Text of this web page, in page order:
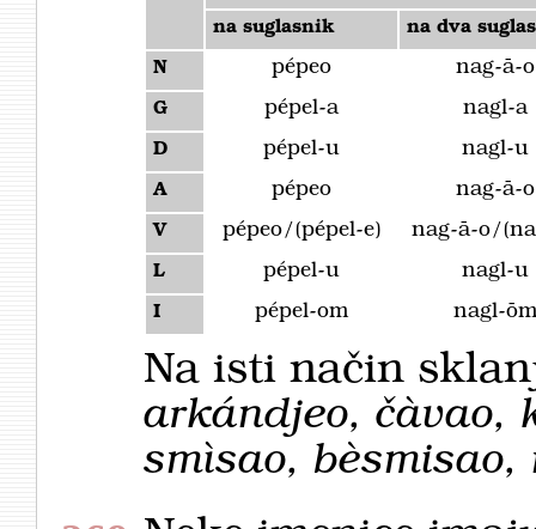
na suglasnik
na dva
N
pépeo nag-ā-o
G pépel-a nagl-a
D pépel-u nagl-u
A pépeo nag-ā-o
V pépeo/(pépel-e) nag-ā-o/
L pépel-u nagl-u
I pépel-om nagl-
Na isti način
arkándjeo, čàvao,
smìsao, bèsmisao,